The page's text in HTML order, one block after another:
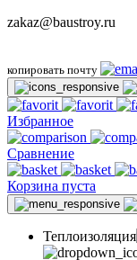
zakaz@baustroy.ru
копировать почту
Избранное
Сравнение
Корзина пуста
Теплоизоляция